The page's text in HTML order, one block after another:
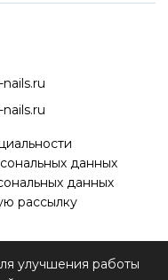
данных
данных
рассылку
улучшения работы